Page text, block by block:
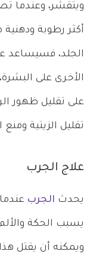
ويتقشر، وعندما
أكثر رطوبة
الجلد، فسيساعد
الأخرى على
على تقليل ظهور
تقليل الزيتية
علاج الجرب
يحدث الجرب
يسبب الحكة
ويمكنه أن يقتل